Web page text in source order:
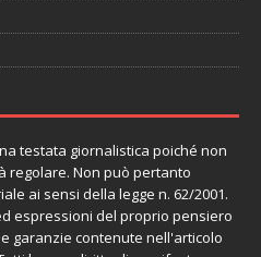
testata giornalistica poiché non
regolare. Non può pertanto
ai sensi della legge n. 62/2001.
espressioni del proprio pensiero
garanzie contenute nell'articolo